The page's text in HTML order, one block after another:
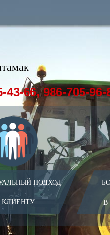
ПОДХОД
В
43-66, 986-705-96-